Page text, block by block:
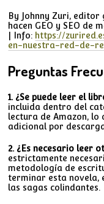
By Johnny Zuri,
hacen GEO y SEO de
| Info: https://
en-nuestra-red-de-
Preguntas
1. ¿Se puede leer el
incluida dentro del
lectura de Amazon,
adicional por
2. ¿Es necesario leer
estrictamente
metodología de
terminar esta novela,
las sagas colindantes.